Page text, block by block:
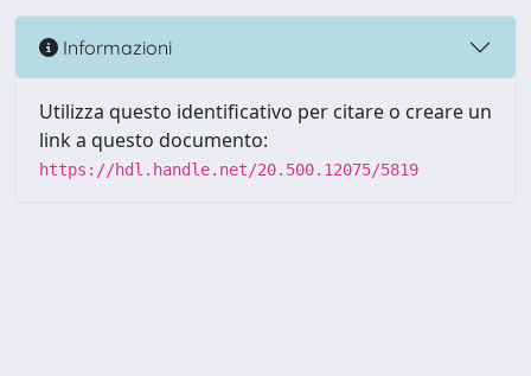
Informazioni
Utilizza questo identificativo per citare o creare un
link a questo documento:
https://hdl.handle.net/20.500.12075/5819